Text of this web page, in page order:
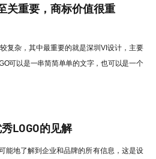
关重要，商标价值很重
复杂，其中最重要的就是深圳VI设计，主要
可以是一串简简单单的文字，也可以是一个
LOGO的见解
能地了解到企业和品牌的所有信息，这是设